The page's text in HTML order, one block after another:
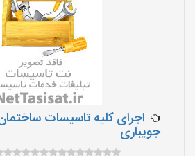
اجرای کلیه تاسیسات
جویباری